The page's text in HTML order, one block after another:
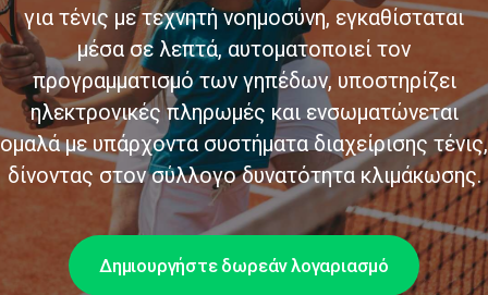
για τένις με τεχνητή νοημοσύνη, εγκαθίσταται
μέσα σε λεπτά, αυτοματοποιεί τον
προγραμματισμό των γηπέδων, υποστηρίζει
ηλεκτρονικές πληρωμές και ενσωματώνεται
ομαλά με υπάρχοντα συστήματα διαχείρισης τένις,
δίνοντας στον σύλλογο δυνατότητα κλιμάκωσης.
Δημιουργήστε δωρεάν λογαριασμό